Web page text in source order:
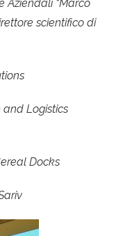
Aziendali “Marco
scientifico di
Logistics
Docks